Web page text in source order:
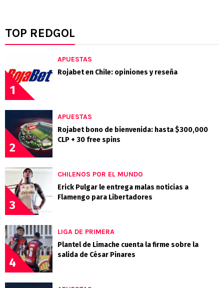
TOP REDGOL
1
APUESTAS
Rojabet en Chile: opiniones y reseña
2
APUESTAS
Rojabet bono de bienvenida: hasta $300,000
CLP + 30 free spins
3
CHILENOS POR EL MUNDO
Erick Pulgar le entrega malas noticias a
Flamengo para Libertadores
4
LIGA DE PRIMERA
Plantel de Limache cuenta la firme sobre la
salida de César Pinares